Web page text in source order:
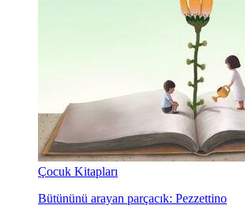
Çocuk Kitapları
Bütününü arayan parçacık: Pezzettino